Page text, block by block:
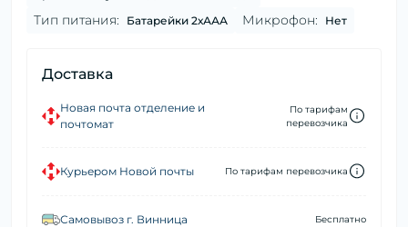
Тип питания: Батарейки 2хААА Микрофон: Нет
Доставка
Новая почта отделение и
почтомат
По тарифам
перевозчика
Курьером Новой почты По тарифам перевозчика
Самовывоз г. Винница Бесплатно